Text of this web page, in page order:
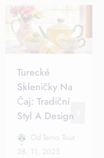
Turecké
Skleničky Na
Čaj: Tradiční
Styl A Design
Od Terno Tour
28. 11. 2025